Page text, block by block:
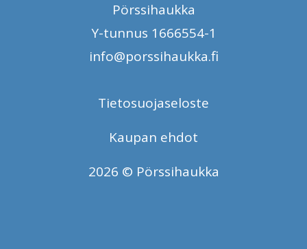
Pörssihaukka
Y-tunnus 1666554-1
info@porssihaukka.fi
Tietosuojaseloste
Kaupan ehdot
2026 © Pörssihaukka